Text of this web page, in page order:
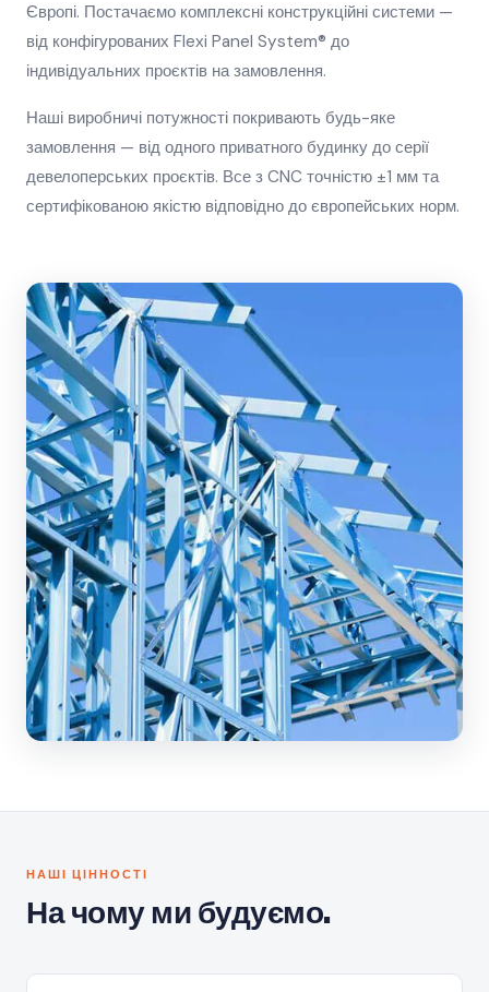
Європі. Постачаємо комплексні конструкційні системи —
від конфігурованих Flexi Panel System® до
індивідуальних проєктів на замовлення.
Наші виробничі потужності покривають будь-яке
замовлення — від одного приватного будинку до серії
девелоперських проєктів. Все з CNC точністю ±1 мм та
сертифікованою якістю відповідно до європейських норм.
НАШІ ЦІННОСТІ
На чому ми будуємо.